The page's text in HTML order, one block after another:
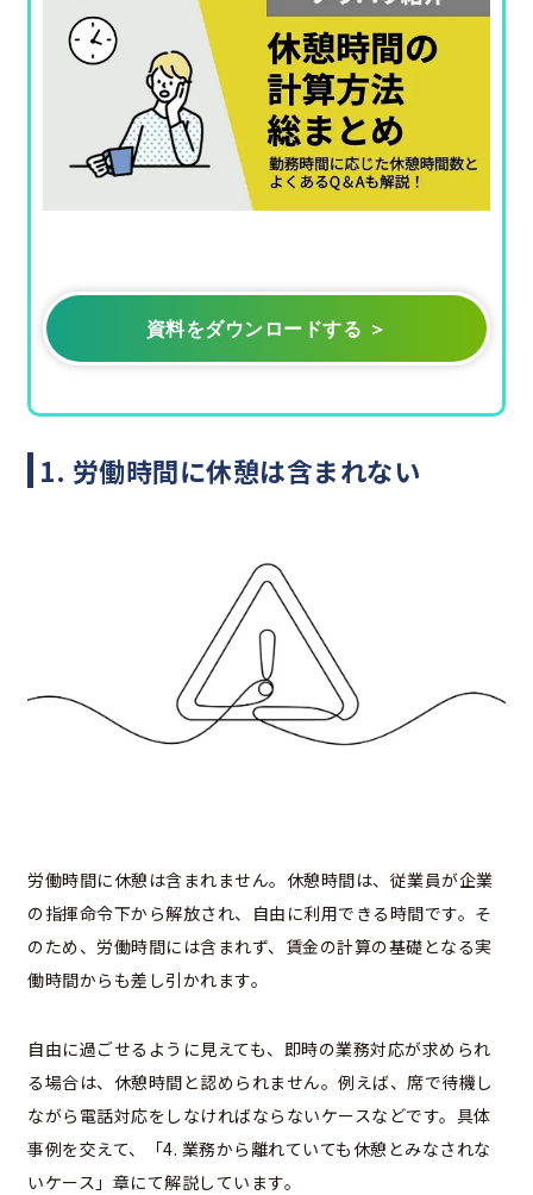
資料をダウンロードする ＞
1. 労働時間に休憩は含まれない
労働時間に休憩は含まれません。休憩時間は、従業員が企業
の指揮命令下から解放され、自由に利用できる時間です。そ
のため、労働時間には含まれず、賃金の計算の基礎となる実
働時間からも差し引かれます。
自由に過ごせるように見えても、即時の業務対応が求められ
る場合は、休憩時間と認められません。例えば、席で待機し
ながら電話対応をしなければならないケースなどです。具体
事例を交えて、「4. 業務から離れていても休憩とみなされな
いケース」章にて解説しています。